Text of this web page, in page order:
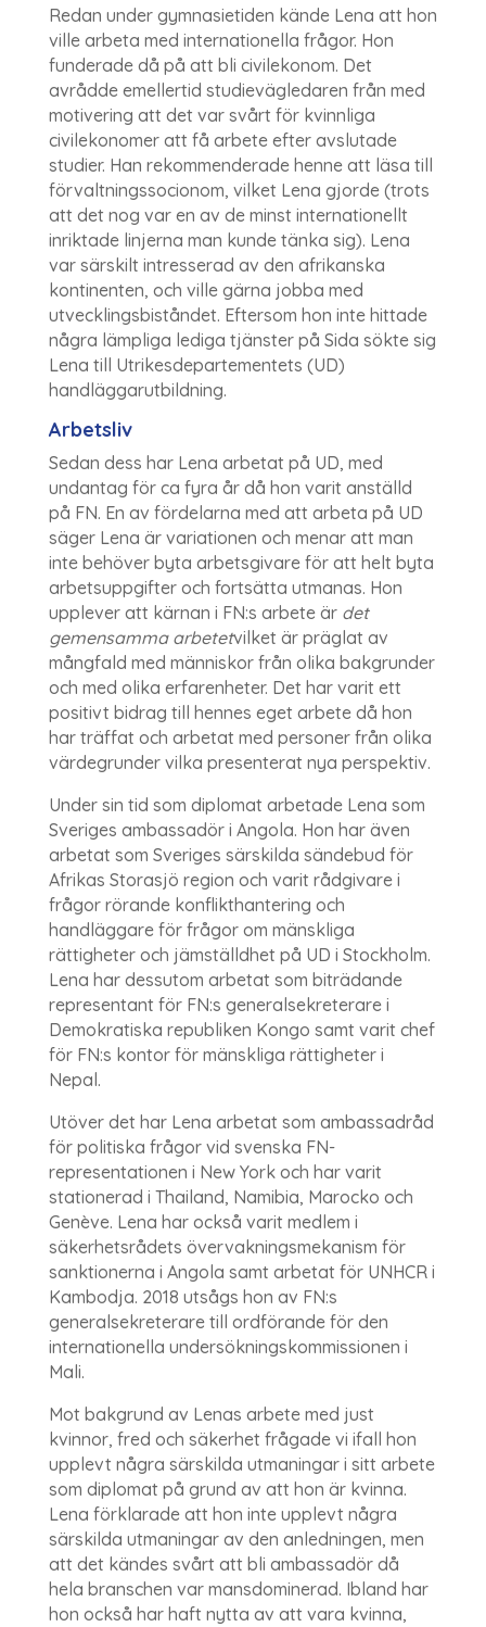
Redan under gymnasietiden kände Lena att hon
ville arbeta med internationella frågor. Hon
funderade då på att bli civilekonom. Det
avrådde emellertid studievägledaren från med
motivering att det var svårt för kvinnliga
civilekonomer att få arbete efter avslutade
studier. Han rekommenderade henne att läsa till
förvaltningssocionom, vilket Lena gjorde (trots
att det nog var en av de minst internationellt
inriktade linjerna man kunde tänka sig). Lena
var särskilt intresserad av den afrikanska
kontinenten, och ville gärna jobba med
utvecklingsbiståndet. Eftersom hon inte hittade
några lämpliga lediga tjänster på Sida sökte sig
Lena till Utrikesdepartementets (UD)
handläggarutbildning.
Arbetsliv
Sedan dess har Lena arbetat på UD, med
undantag för ca fyra år då hon varit anställd
på FN. En av fördelarna med att arbeta på UD
säger Lena är variationen och menar att man
inte behöver byta arbetsgivare för att helt byta
arbetsuppgifter och fortsätta utmanas. Hon
upplever att kärnan i FN:s arbete ärdet
gemensamma arbetetvilket är präglat av
mångfald med människor från olika bakgrunder
och med olika erfarenheter. Det har varit ett
positivt bidrag till hennes eget arbete då hon
har träffat och arbetat med personer från olika
värdegrunder vilka presenterat nya perspektiv.
Under sin tid som diplomat arbetade Lena som
Sveriges ambassadör i Angola. Hon har även
arbetat som Sveriges särskilda sändebud för
Afrikas Storasjö region och varit rådgivare i
frågor rörande konflikthantering och
handläggare för frågor om mänskliga
rättigheter och jämställdhet på UD i Stockholm.
Lena har dessutom arbetat som biträdande
representant för FN:s generalsekreterare i
Demokratiska republiken Kongo samt varit chef
för FN:s kontor för mänskliga rättigheter i
Nepal.
Utöver det har Lena arbetat som ambassadråd
för politiska frågor vid svenska FN-
representationen i New York och har varit
stationerad i Thailand, Namibia, Marocko och
Genève. Lena har också varit medlem i
säkerhetsrådets övervakningsmekanism för
sanktionerna i Angola samt arbetat för UNHCR i
Kambodja. 2018 utsågs hon av FN:s
generalsekreterare till ordförande för den
internationella undersökningskommissionen i
Mali.
Mot bakgrund av Lenas arbete med just
kvinnor, fred och säkerhet frågade vi ifall hon
upplevt några särskilda utmaningar i sitt arbete
som diplomat på grund av att hon är kvinna.
Lena förklarade att hon inte upplevt några
särskilda utmaningar av den anledningen, men
att det kändes svårt att bli ambassadör då
hela branschen var mansdominerad. Ibland har
hon också har haft nytta av att vara kvinna,